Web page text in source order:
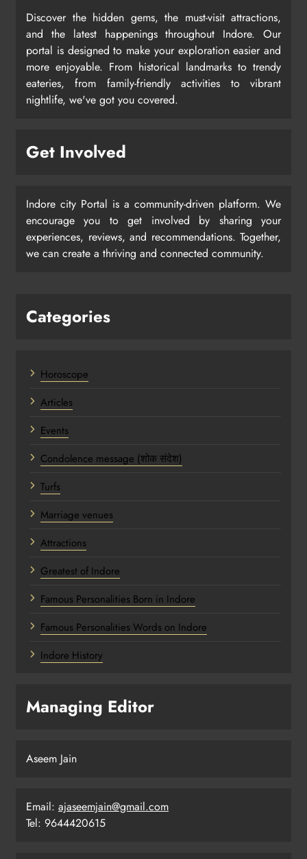
Discover the hidden gems, the must-visit attractions,
and the latest happenings throughout Indore. Our
portal is designed to make your exploration easier and
more enjoyable. From historical landmarks to trendy
eateries, from family-friendly activities to vibrant
nightlife, we've got you covered.
Get Involved
Indore city Portal is a community-driven platform. We
encourage you to get involved by sharing your
experiences, reviews, and recommendations. Together,
we can create a thriving and connected community.
Categories
Horoscope
Articles
Events
Condolence message (शोक संदेश)
Turfs
Marriage venues
Attractions
Greatest of Indore
Famous Personalities Born in Indore
Famous Personalities Words on Indore
Indore History
Managing Editor
Aseem Jain
Email: ajaseemjain@gmail.com
Tel: 9644420615